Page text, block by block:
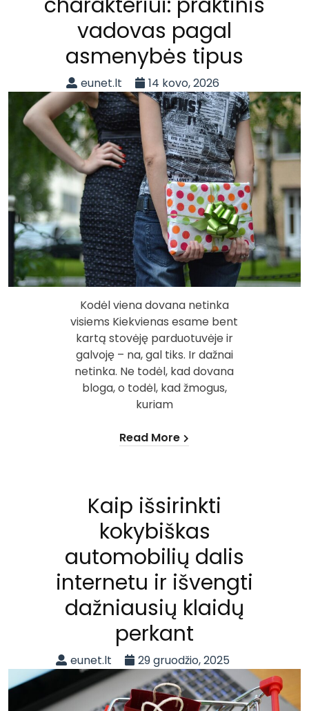
vadovas pagal
asmenybės tipus
eunet.lt 14 kovo, 2026
Kodėl viena dovana netinka
visiems Kiekvienas esame bent
kartą stovėję parduotuvėje ir
galvoję – na, gal tiks. Ir dažnai
netinka. Ne todėl, kad dovana
bloga, o todėl, kad žmogus,
kuriam
Read More
Kaip išsirinkti
kokybiškas
automobilių dalis
internetu ir išvengti
dažniausių klaidų
perkant
eunet.lt 29 gruodžio, 2025